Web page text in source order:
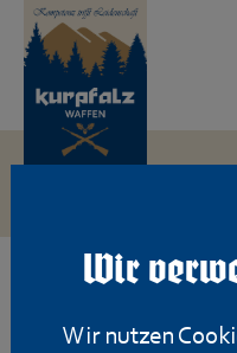
Wir
Wir nutzen
Zum
Hauptinhalt
springen